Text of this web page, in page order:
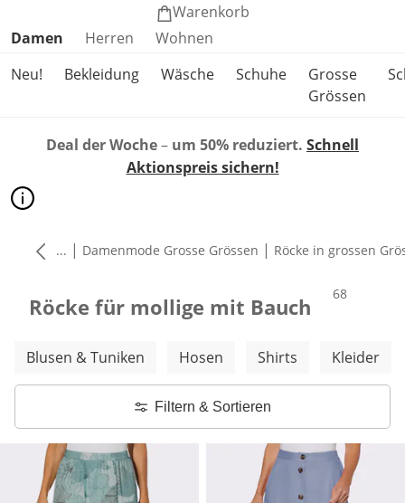
Warenkorb
Produktkategorien überspringen
Damen Herren
Wohnen
Neu!
Bekleidung Wäsche Schuhe
Grosse
Grössen
Deal der Woche– um 50% reduziert. Schnell
Aktionspreis sichern!
... | Damenmode Grosse Grössen | Röcke in grossen
Röcke für mollige mit Bauch Produkte
68
Weitere Kategorien überspringen
Blusen & Tuniken Hosen Shirts Kleider
Filtern & Sortieren